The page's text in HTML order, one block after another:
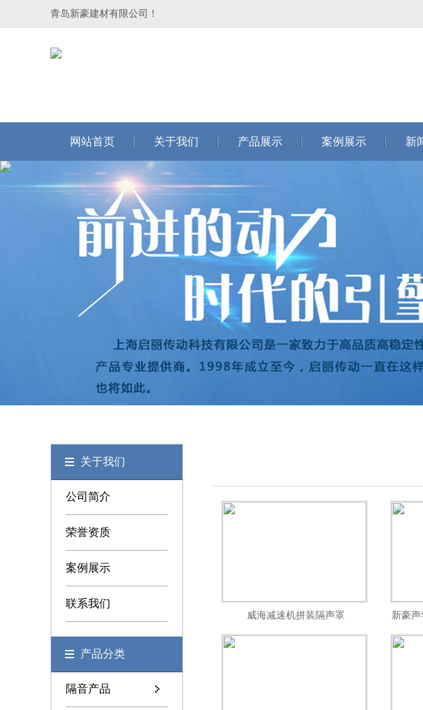
青岛新豪建材有限公司！
网站首页 关于我们 产品展示 案例展示 新
关于我们
公司简介
荣誉资质
案例展示
联系我们
产品分类
隔音产品
威海减速机拼装隔声罩 新豪